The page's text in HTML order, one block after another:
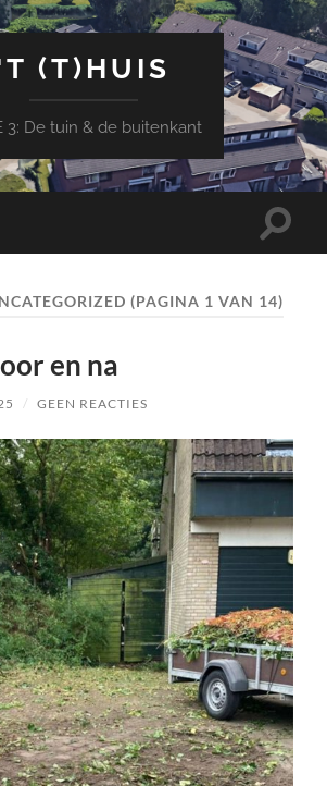
(T)HUIS
3: De tuin & de buitenkant
Toggle
(PAGINA 1 VAN 14)
en na
/ GEEN REACTIES